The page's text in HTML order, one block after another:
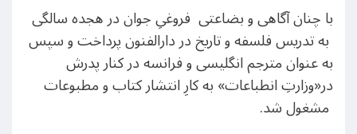
با چنان آگاهی و بضاعتی فروغیِ جوان در هجده سالگی
به تدریس فلسفه و تاریخ در دارالفنون پرداخت و سپس
به عنوان مترجم انگلیسی و فرانسه در کنار پدرش
در«وزارتِ انطباعات» به کارِ انتشار کتاب و مطبوعات
مشغول شد.